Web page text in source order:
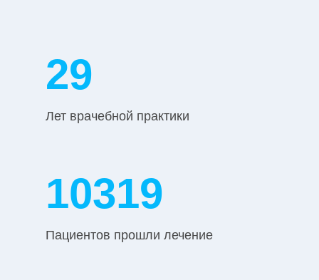
Лет врачебной практики
Пациентов прошли лечение
37
13340